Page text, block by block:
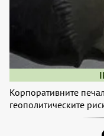
Корпоративните
геополитическите